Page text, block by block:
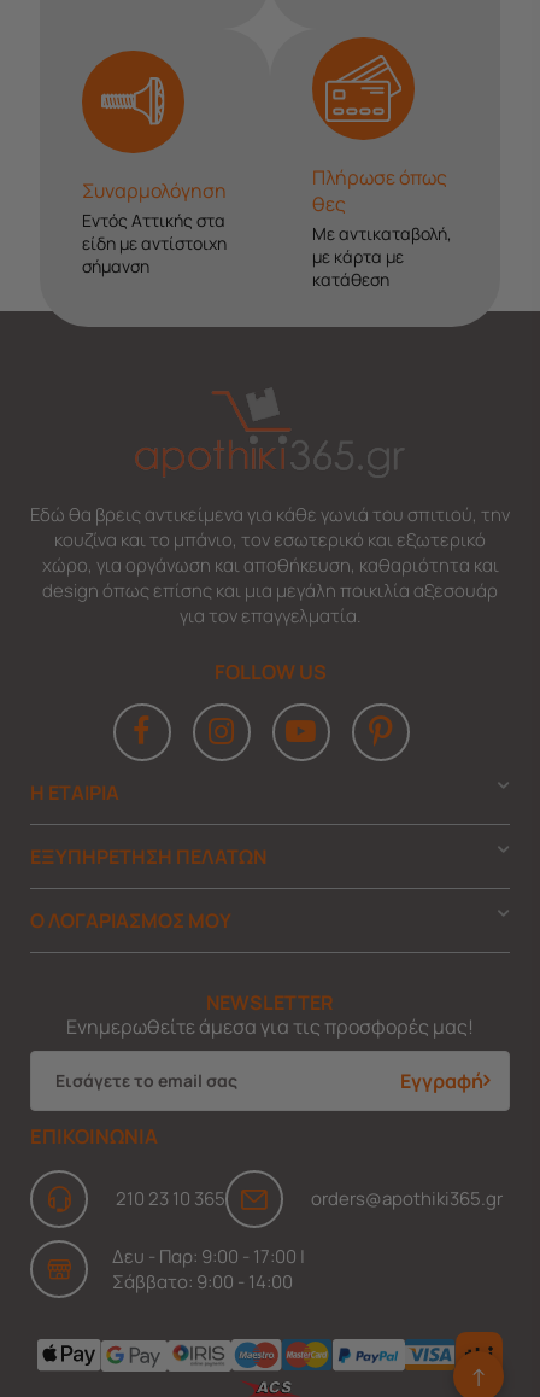
Συναρμολόγηση
Εντός Αττικής στα
είδη με αντίστοιχη
σήμανση
Πλήρωσε όπως
θες
Με αντικαταβολή,
με κάρτα με
κατάθεση
Εδώ θα βρεις αντικείμενα για κάθε γωνιά του σπιτιού, την
κουζίνα και το μπάνιο, τον εσωτερικό και εξωτερικό
χώρο, για οργάνωση και αποθήκευση, καθαριότητα και
design όπως επίσης και μια μεγάλη ποικιλία αξεσουάρ
για τον επαγγελματία.
FOLLOW US
Η ΕΤΑΙΡΙΑ
ΕΞΥΠΗΡΕΤΗΣΗ ΠΕΛΑΤΩΝ
Ο ΛΟΓΑΡΙΑΣΜΟΣ ΜΟΥ
NEWSLETTER
Ενημερωθείτε άμεσα για τις προσφορές μας!
Εγγραφή
ΕΠΙΚΟΙΝΩΝΙΑ
210 23 10 365 orders@apothiki365.gr
Δευ - Παρ: 9:00 - 17:00 |
Σάββατο: 9:00 - 14:00
↑